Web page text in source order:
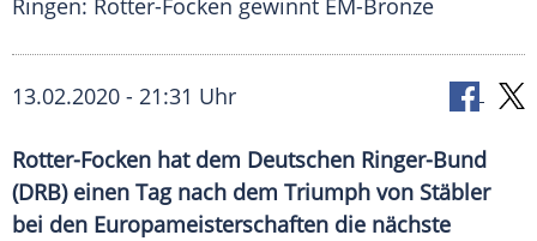
Ringen: Rotter-Focken gewinnt EM-Bronze
13.02.2020 - 21:31 Uhr
Rotter-Focken hat dem Deutschen Ringer-Bund
(DRB) einen Tag nach dem Triumph von Stäbler
bei den Europameisterschaften die nächste